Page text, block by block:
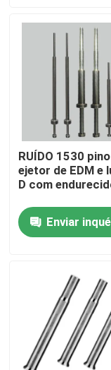
Contatos
peças do molde
Peças
Pinos e luvas
Pinos de
Encontrando o
Pinos e buchas
RUÍDO 1530
ejetor de EDM e
D com
Enviar